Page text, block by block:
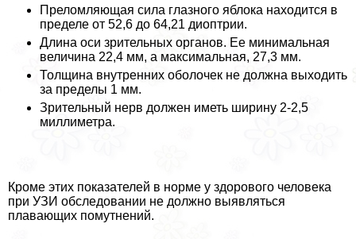
Преломляющая сила глазного яблока находится в
пределе от 52,6 до 64,21 диоптрии.
Длина оси зрительных органов. Ее минимальная
величина 22,4 мм, а максимальная, 27,3 мм.
Толщина внутренних оболочек не должна выходить
за пределы 1 мм.
Зрительный нерв должен иметь ширину 2-2,5
миллиметра.
Кроме этих показателей в норме у здорового человека
при УЗИ обследовании не должно выявляться
плавающих помутнений.